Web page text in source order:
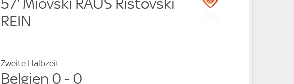
REIN
Zweite Halbzeit
Belgien 0 - 0